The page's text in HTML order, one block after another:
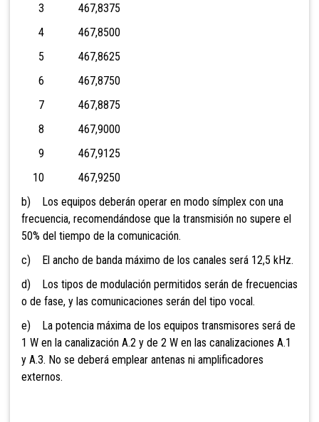
3 467,8375
4 467,8500
5 467,8625
6 467,8750
7 467,8875
8 467,9000
9 467,9125
10 467,9250
b) Los equipos deberán operar en modo símplex con una
frecuencia, recomendándose que la transmisión no supere el
50% del tiempo de la comunicación.
c) El ancho de banda máximo de los canales será 12,5 kHz.
d) Los tipos de modulación permitidos serán de frecuencias
o de fase, y las comunicaciones serán del tipo vocal.
e) La potencia máxima de los equipos transmisores será de
1 W en la canalización A.2 y de 2 W en las canalizaciones A.1
y A.3. No se deberá emplear antenas ni amplificadores
externos.